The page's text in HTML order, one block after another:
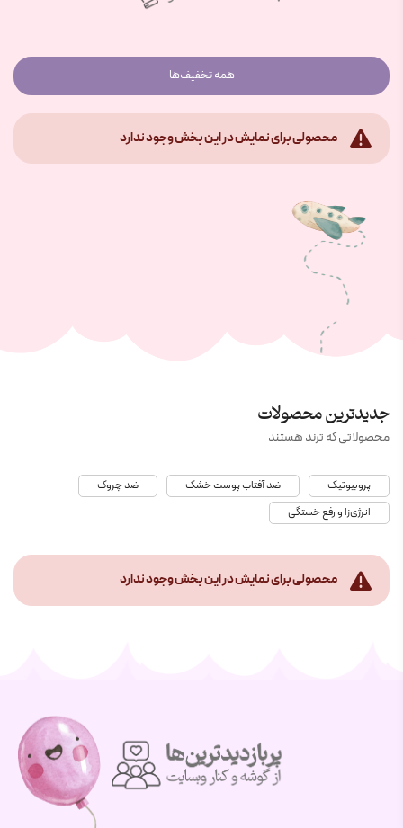
همه تخفیف‌ها
محصولی برای نمایش در این بخش وجود ندارد
جدیدترین محصولات
محصولاتی که ترند هستند
محصولی برای نمایش در این بخش وجود ندارد